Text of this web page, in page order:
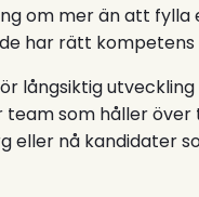
om mer än att
har rätt kompetens
långsiktig
som håller över
eller nå kandidater